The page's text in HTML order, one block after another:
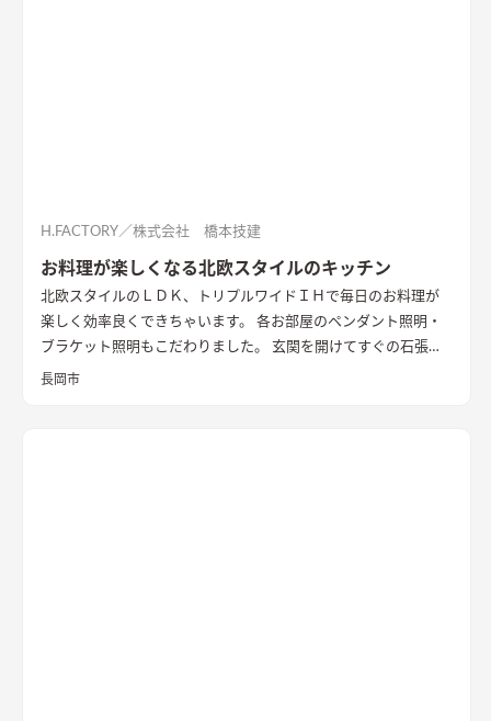
H.FACTORY／株式会社 橋本技建
お料理が楽しくなる北欧スタイルのキッチン
北欧スタイルのＬＤＫ、トリプルワイドＩＨで毎日のお料理が
楽しく効率良くできちゃいます。 各お部屋のペンダント照明・
ブラケット照明もこだわりました。 玄関を開けてすぐの石張り
壁も目をひきます
長岡市